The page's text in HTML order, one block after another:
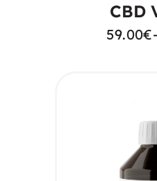
CBD
59.00€